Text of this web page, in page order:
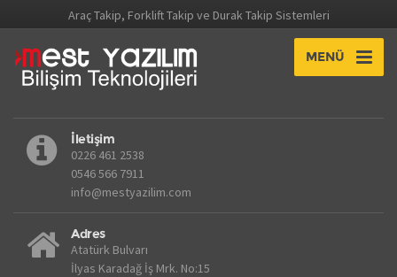
Araç Takip, Forklift Takip ve Durak Takip Sistemleri
MENÜ
İletişim
0226 461 2538
0546 566 7911
info@mestyazilim.com
Adres
Atatürk Bulvarı
İlyas Karadağ İş Mrk. No:15